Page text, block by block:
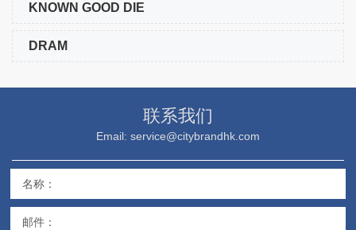
KNOWN GOOD DIE
DRAM
联系我们
Email: service@citybrandhk.com
名称：
邮件：